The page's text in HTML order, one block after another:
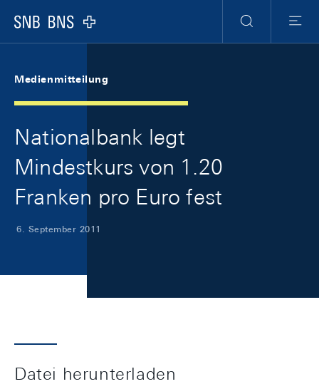
Logo
Suche
Menu
Medienmitteilung
Nationalbank legt
Mindestkurs von 1.20
Franken pro Euro fest
6. September 2011
Datei herunterladen